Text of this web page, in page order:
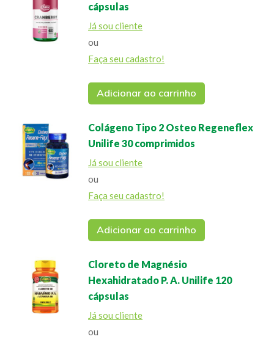
cápsulas
Já sou cliente
ou
Faça seu cadastro!
Adicionar ao carrinho
Colágeno Tipo 2 Osteo Regeneflex
Unilife 30 comprimidos
Já sou cliente
ou
Faça seu cadastro!
Adicionar ao carrinho
Cloreto de Magnésio
Hexahidratado P. A. Unilife 120
cápsulas
Já sou cliente
ou